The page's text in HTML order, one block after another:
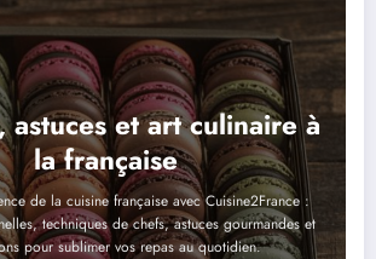
astuces et art culinaire à
la française
de la cuisine française avec Cuisine2France :
techniques de chefs, astuces gourmandes et
pour sublimer vos repas au quotidien.